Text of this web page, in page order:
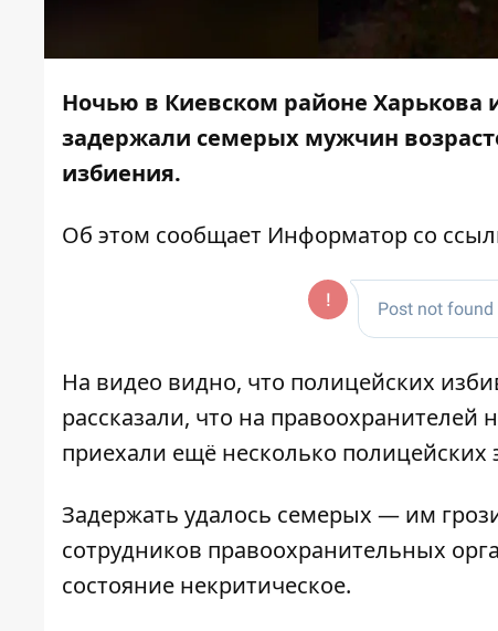
Ночью в Киевском районе Харькова
задержали семерых мужчин
избиения.
Об этом сообщает Информатор со
На видео видно, что полицейских
рассказали, что на правоохранителей
приехали ещё несколько
Задержать удалось семерых — им
сотрудников правоохранительных
состояние некритическое.